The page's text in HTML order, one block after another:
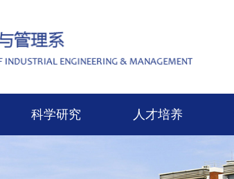
科学研究 人才培养